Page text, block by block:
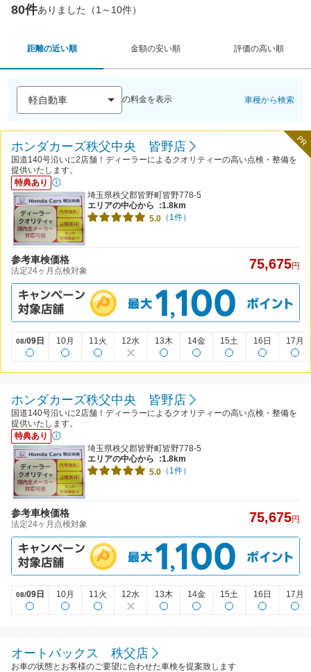
80件ありました（1～10件）
距離の近い順 金額の安い順 評価の高い順
の料金を表示 車種から検索
PR
ホンダカーズ秩父中央 皆野店
国道140号沿いに2店舗！ディーラーによるクオリティーの高い点検・整備を
提供いたします。
特典あり
埼玉県秩父郡皆野町皆野778-5
エリアの中心から
:1.8km
5.0 （1件）
参考車検価格
法定24ヶ月点検対象 75,675円
08/09日 10月 11火 12水 13木 14金 15土 16日 17月
ホンダカーズ秩父中央 皆野店
国道140号沿いに2店舗！ディーラーによるクオリティーの高い点検・整備を
提供いたします。
特典あり
埼玉県秩父郡皆野町皆野778-5
エリアの中心から
:1.8km
5.0 （1件）
参考車検価格
法定24ヶ月点検対象 75,675円
08/09日 10月 11火 12水 13木 14金 15土 16日 17月
オートバックス 秩父店
お車の状態とお客様のご要望に合わせた車検を提案致します